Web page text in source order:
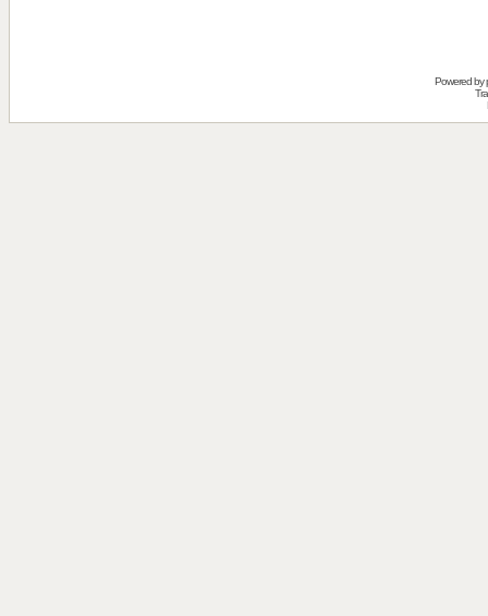
Powered by